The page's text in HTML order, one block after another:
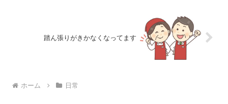
踏ん張りがきかなくなってます
ホーム 日常